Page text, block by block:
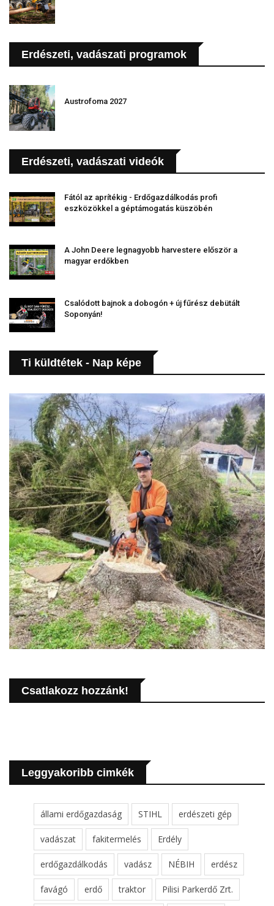
Erdészeti, vadászati programok
Austrofoma 2027
Erdészeti, vadászati videók
Fától az aprítékig - Erdőgazdálkodás profi
eszközökkel a géptámogatás küszöbén
A John Deere legnagyobb harvestere először a
magyar erdőkben
Csalódott bajnok a dobogón + új fűrész debütált
Soponyán!
Ti küldtétek - Nap képe
Csatlakozz hozzánk!
Leggyakoribb cimkék
állami erdőgazdaság STIHL erdészeti gép
vadászat fakitermelés Erdély
erdőgazdálkodás vadász NÉBIH erdész
favágó erdő traktor Pilisi Parkerdő Zrt.